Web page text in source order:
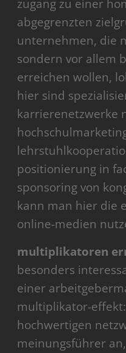
zugang zu einer
abgegrenzten
unternehmen, die
sondern vor allem
erreichen wollen,
hier sind
karrierenetzwerke
positionierung in
sponsoring von
kann man hier die
online-medien
multiplikatoren
besonders
einer
multiplikator-
hochwertigen
meinungsführer